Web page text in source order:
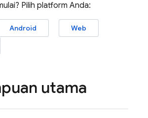
Pilih platform Anda:
Android
Web
utama